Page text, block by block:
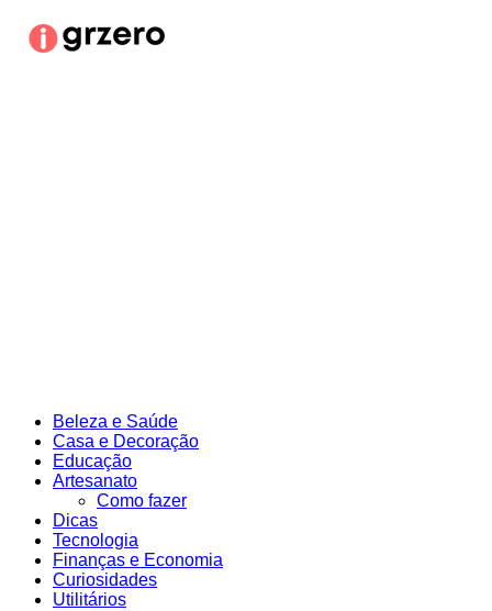
para
Beleza e Saúde
Casa e Decoração
Educação
Artesanato
Como fazer
Dicas
Tecnologia
Finanças e Economia
Curiosidades
Utilitários